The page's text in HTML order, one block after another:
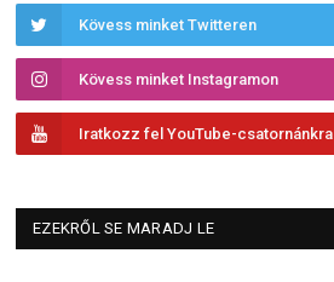
Kövess minket Twitteren
Kövess minket Instagramon
Iratkozz fel YouTube-csatornánkra
EZEKRŐL SE MARADJ LE